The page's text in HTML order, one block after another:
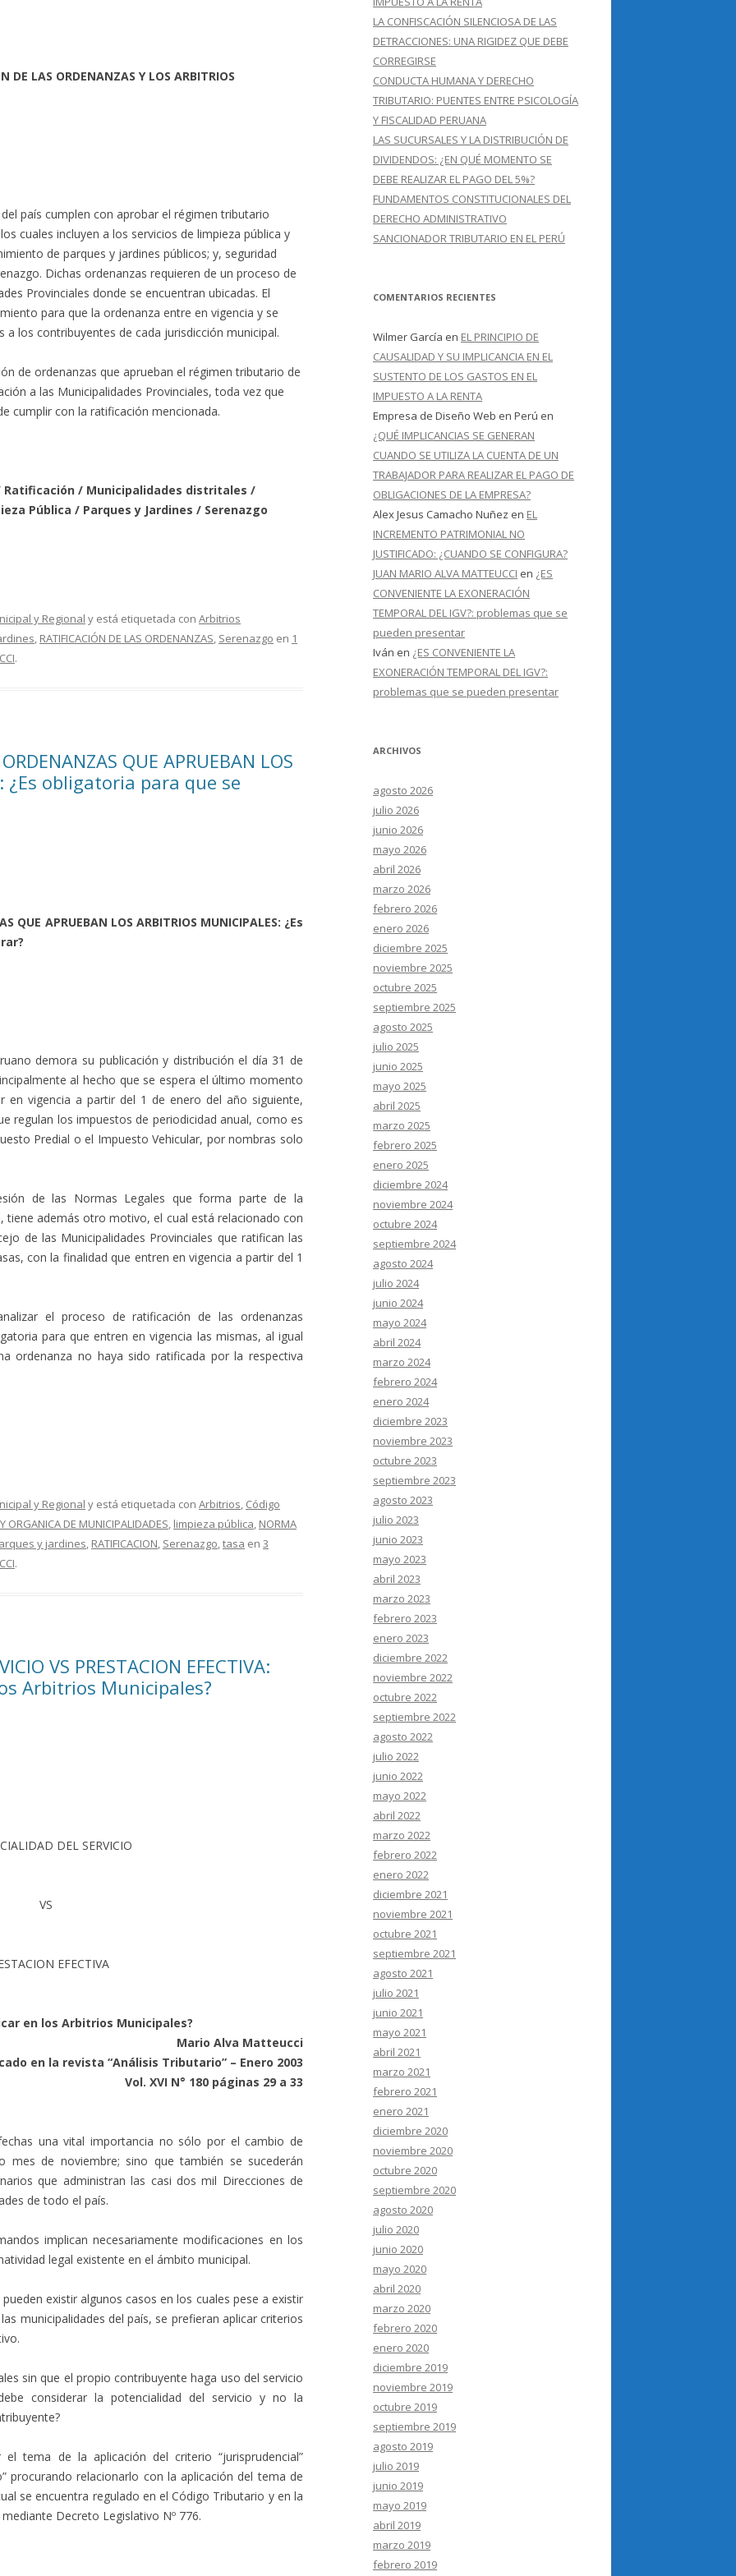
DE LAS ORDENANZAS Y LOS ARBITRIOS
país cumplen con aprobar el régimen tributario
cuales incluyen a los servicios de limpieza pública y
de parques y jardines públicos; y, seguridad
Dichas ordenanzas requieren de un proceso de
Provinciales donde se encuentran ubicadas. El
para que la ordenanza entre en vigencia y se
los contribuyentes de cada jurisdicción municipal.
de ordenanzas que aprueban el régimen tributario de
a las Municipalidades Provinciales, toda vez que
cumplir con la ratificación mencionada.
/ Municipalidades distritales /
Pública / Parques y Jardines / Serenazgo
y Regional y está etiquetada con Arbitrios
, RATIFICACIÓN DE LAS ORDENANZAS, Serenazgo en 1
.
QUE APRUEBAN LOS
¿Es obligatoria para que se
QUE APRUEBAN LOS ARBITRIOS MUNICIPALES: ¿Es
demora su publicación y distribución el día 31 de
al hecho que se espera el último momento
en vigencia a partir del 1 de enero del año siguiente,
regulan los impuestos de periodicidad anual, como es
Predial o el Impuesto Vehicular, por nombras solo
de las Normas Legales que forma parte de la
tiene además otro motivo, el cual está relacionado con
de las Municipalidades Provinciales que ratifican las
con la finalidad que entren en vigencia a partir del 1
el proceso de ratificación de las ordenanzas
para que entren en vigencia las mismas, al igual
ordenanza no haya sido ratificada por la respectiva
y Regional y está etiquetada con Arbitrios, Código
ORGANICA DE MUNICIPALIDADES, limpieza pública, NORMA
y jardines, RATIFICACION, Serenazgo,tasa en 3
.
VS PRESTACION EFECTIVA:
Arbitrios Municipales?
DEL SERVICIO
VS
EFECTIVA
en los Arbitrios Municipales?
Mario Alva Matteucci
en la revista “Análisis Tributario” – Enero 2003
Vol. XVI N° 180 páginas 29 a 33
una vital importancia no sólo por el cambio de
mes de noviembre; sino que también se sucederán
que administran las casi dos mil Direcciones de
de todo el país.
implican necesariamente modificaciones en los
legal existente en el ámbito municipal.
existir algunos casos en los cuales pese a existir
municipalidades del país, se prefieran aplicar criterios
sin que el propio contribuyente haga uso del servicio
considerar la potencialidad del servicio y no la
tema de la aplicación del criterio “jurisprudencial”
procurando relacionarlo con la aplicación del tema de
se encuentra regulado en el Código Tributario y en la
Decreto Legislativo Nº 776.
LA CONFISCACIÓN SILENCIOSA DE LAS
DETRACCIONES: UNA RIGIDEZ QUE DEBE
CORREGIRSE
CONDUCTA HUMANA Y DERECHO
TRIBUTARIO: PUENTES ENTRE PSICOLOGÍA
Y FISCALIDAD PERUANA
LAS SUCURSALES Y LA DISTRIBUCIÓN DE
DIVIDENDOS: ¿EN QUÉ MOMENTO SE
DEBE REALIZAR EL PAGO DEL 5%?
FUNDAMENTOS CONSTITUCIONALES DEL
DERECHO ADMINISTRATIVO
SANCIONADOR TRIBUTARIO EN EL PERÚ
COMENTARIOS RECIENTES
Wilmer García en EL PRINCIPIO DE
CAUSALIDAD Y SU IMPLICANCIA EN EL
SUSTENTO DE LOS GASTOS EN EL
IMPUESTO A LA RENTA
Empresa de Diseño Web en Perú en
¿QUÉ IMPLICANCIAS SE GENERAN
CUANDO SE UTILIZA LA CUENTA DE UN
TRABAJADOR PARA REALIZAR EL PAGO DE
OBLIGACIONES DE LA EMPRESA?
Alex Jesus Camacho Nuñez en EL
INCREMENTO PATRIMONIAL NO
JUSTIFICADO: ¿CUANDO SE CONFIGURA?
JUAN MARIO ALVA MATTEUCCI en ¿ES
CONVENIENTE LA EXONERACIÓN
TEMPORAL DEL IGV?: problemas que se
pueden presentar
Iván en ¿ES CONVENIENTE LA
EXONERACIÓN TEMPORAL DEL IGV?:
problemas que se pueden presentar
ARCHIVOS
agosto 2026
julio 2026
junio 2026
mayo 2026
abril 2026
marzo 2026
febrero 2026
enero 2026
diciembre 2025
noviembre 2025
octubre 2025
septiembre 2025
agosto 2025
julio 2025
junio 2025
mayo 2025
abril 2025
marzo 2025
febrero 2025
enero 2025
diciembre 2024
noviembre 2024
octubre 2024
septiembre 2024
agosto 2024
julio 2024
junio 2024
mayo 2024
abril 2024
marzo 2024
febrero 2024
enero 2024
diciembre 2023
noviembre 2023
octubre 2023
septiembre 2023
agosto 2023
julio 2023
junio 2023
mayo 2023
abril 2023
marzo 2023
febrero 2023
enero 2023
diciembre 2022
noviembre 2022
octubre 2022
septiembre 2022
agosto 2022
julio 2022
junio 2022
mayo 2022
abril 2022
marzo 2022
febrero 2022
enero 2022
diciembre 2021
noviembre 2021
octubre 2021
septiembre 2021
agosto 2021
julio 2021
junio 2021
mayo 2021
abril 2021
marzo 2021
febrero 2021
enero 2021
diciembre 2020
noviembre 2020
octubre 2020
septiembre 2020
agosto 2020
julio 2020
junio 2020
mayo 2020
abril 2020
marzo 2020
febrero 2020
enero 2020
diciembre 2019
noviembre 2019
octubre 2019
septiembre 2019
agosto 2019
julio 2019
junio 2019
mayo 2019
abril 2019
marzo 2019
febrero 2019